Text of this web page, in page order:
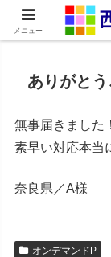
ありがと
無事届きました！
素早い対応本当
奈良県／A様
オンデマンドP
メニュー